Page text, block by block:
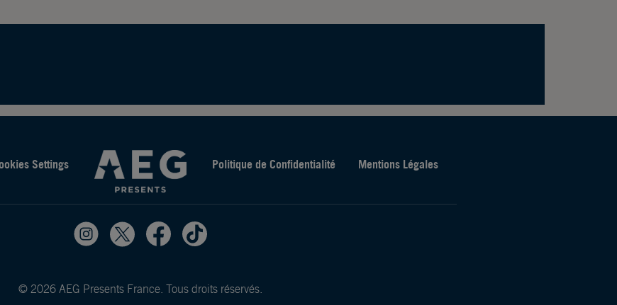
Settings Politique de Confidentialité Mentions Légales
© 2026 AEG Presents France. Tous droits réservés.